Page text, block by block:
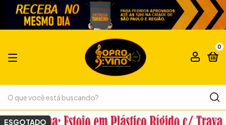
0
ESGOTADO